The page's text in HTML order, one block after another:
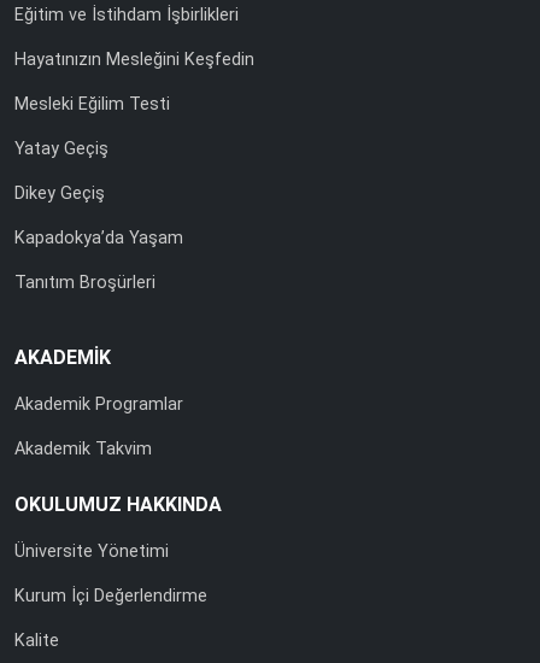
Eğitim ve İstihdam İşbirlikleri
Hayatınızın Mesleğini Keşfedin
Mesleki Eğilim Testi
Yatay Geçiş
Dikey Geçiş
Kapadokya’da Yaşam
Tanıtım Broşürleri
AKADEMİK
Akademik Programlar
Akademik Takvim
OKULUMUZ HAKKINDA
Üniversite Yönetimi
Kurum İçi Değerlendirme
Kalite